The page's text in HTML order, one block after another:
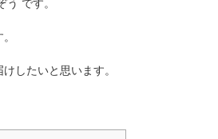
です。
したいと思います。